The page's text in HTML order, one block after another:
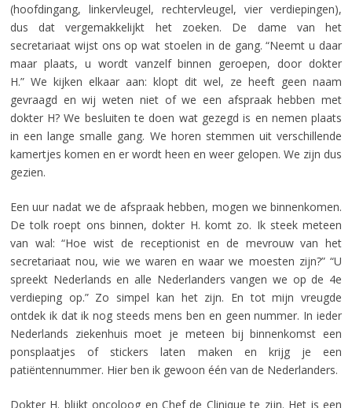
(hoofdingang, linkervleugel, rechtervleugel, vier verdiepingen),
dus dat vergemakkelijkt het zoeken. De dame van het
secretariaat wijst ons op wat stoelen in de gang. “Neemt u daar
maar plaats, u wordt vanzelf binnen geroepen, door dokter
H.” We kijken elkaar aan: klopt dit wel, ze heeft geen naam
gevraagd en wij weten niet of we een afspraak hebben met
dokter H? We besluiten te doen wat gezegd is en nemen plaats
in een lange smalle gang. We horen stemmen uit verschillende
kamertjes komen en er wordt heen en weer gelopen. We zijn dus
gezien.
Een uur nadat we de afspraak hebben, mogen we binnenkomen.
De tolk roept ons binnen, dokter H. komt zo. Ik steek meteen
van wal: “Hoe wist de receptionist en de mevrouw van het
secretariaat nou, wie we waren en waar we moesten zijn?” “U
spreekt Nederlands en alle Nederlanders vangen we op de 4e
verdieping op.” Zo simpel kan het zijn. En tot mijn vreugde
ontdek ik dat ik nog steeds mens ben en geen nummer. In ieder
Nederlands ziekenhuis moet je meteen bij binnenkomst een
ponsplaatjes of stickers laten maken en krijg je een
patiëntennummer. Hier ben ik gewoon één van de Nederlanders.
Dokter H. blijkt oncoloog en Chef de Clinique te zijn. Het is een